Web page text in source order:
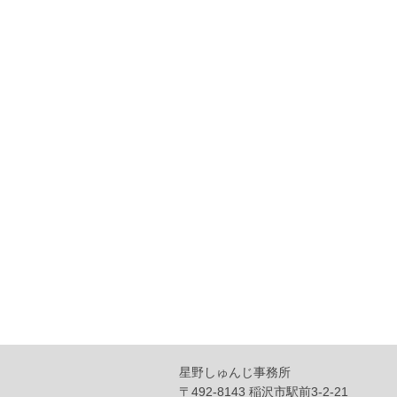
星野しゅんじ事務所
〒492-8143 稲沢市駅前3-2-21